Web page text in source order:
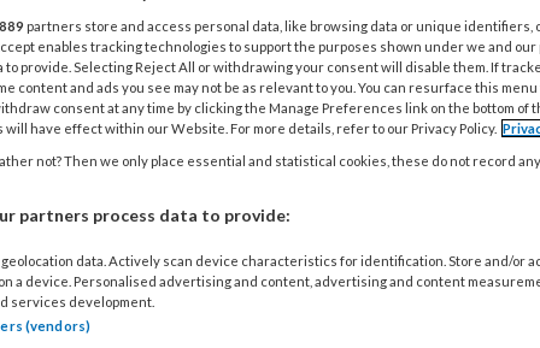
besluit gepubliceerd
onder meer de intensivering van
willen financieren.
voor de gastouderopvang
889 partners store and access personal data, like browsing data or unique identifiers,
enables tracking technologies to support the purposes shown under we and
to provide. Selecting Reject All or withdrawing your consent will disable them. If
content and ads you see may not be as relevant to you. You can resurface this
consent at any time by clicking the Manage Preferences link on the bottom of
will have effect within our Website. For more details, refer to our Privacy Policy.
not? Then we only place essential and statistical cookies, these do not record
partners process data to provide:
data. Actively scan device characteristics for identification. Store and/or
a device. Personalised advertising and content, advertising and content
services development.
(vendors)